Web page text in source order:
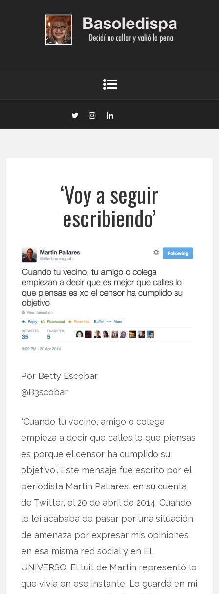
‘Voy a seguir
escribiendo’
Por Betty Escobar
@B3scobar
“Cuando tu vecino, amigo o colega
empieza a decir que calles lo que piensas
es porque el censor ha cumplido su
objetivo”. Este mensaje fue escrito por el
periodista Martín Pallares, en su cuenta
de Twitter, el 20 de abril de 2014. Cuando
lo leí acababa de pasar por una situación
de amenaza por expresar mis opiniones
en esa misma red social y en EL
UNIVERSO. El tuit de Martín representó lo
que vivía en ese instante. Lo guardé en mi